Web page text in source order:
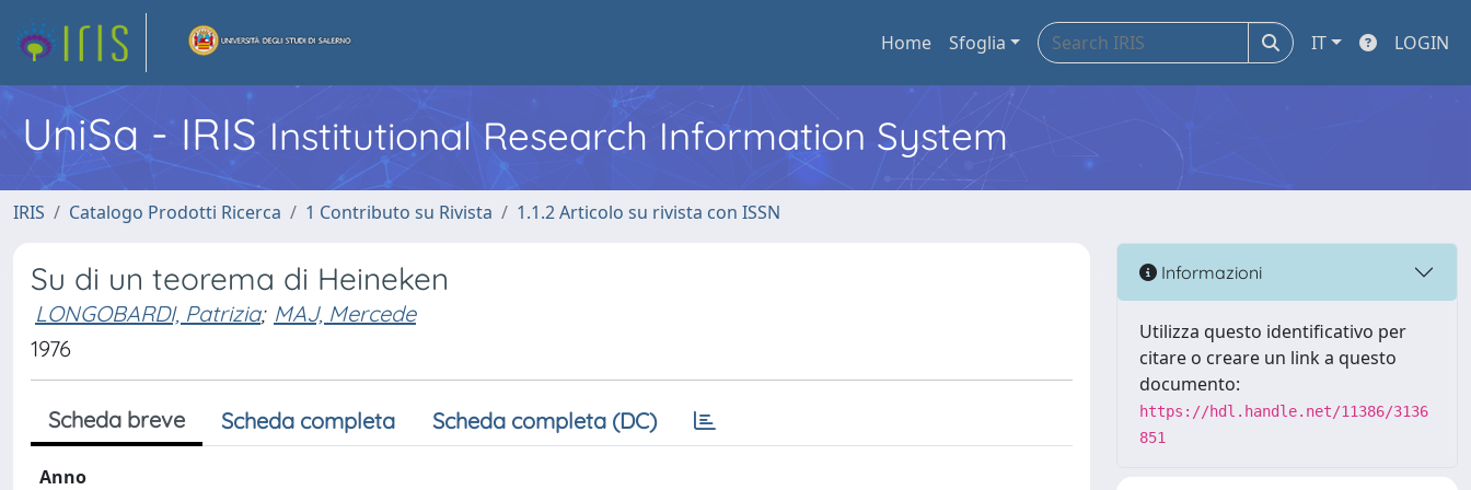
Home Sfoglia IT LOGIN
UniSa - IRIS Institutional Research Information System
IRIS Catalogo Prodotti Ricerca 1 Contributo su Rivista 1.1.2 Articolo su rivista con ISSN
Su di un teorema di Heineken
LONGOBARDI, Patrizia; MAJ, Mercede
1976
Scheda breve Scheda completa Scheda completa (DC)
Anno
Informazioni
Utilizza questo identificativo per
citare o creare un link a questo
documento:
https://hdl.handle.net/11386/3136
851